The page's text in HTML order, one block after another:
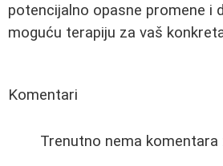
potencijalno opasne promene i
moguću terapiju za vaš
Komentari
Trenutno nema komentara